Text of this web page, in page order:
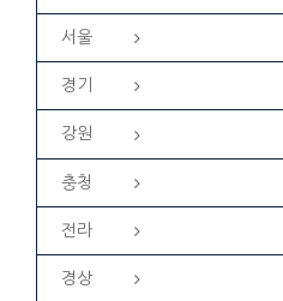
서울
경기
강원
충청
전라
경상